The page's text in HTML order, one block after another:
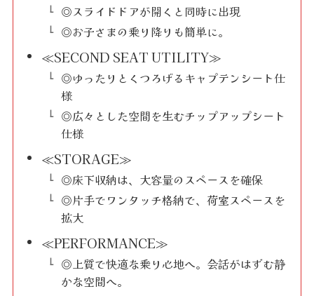
◎スライドドアが開くと同時に出現
◎お子さまの乗り降りも簡単に。
≪SECOND SEAT UTILITY≫
◎ゆったりとくつろげるキャプテンシート仕
様
◎広々とした空間を生むチップアップシート
仕様
≪STORAGE≫
◎床下収納は、大容量のスペースを確保
◎片手でワンタッチ格納で、荷室スペースを
拡大
≪PERFORMANCE≫
◎上質で快適な乗り心地へ。会話がはずむ静
かな空間へ。